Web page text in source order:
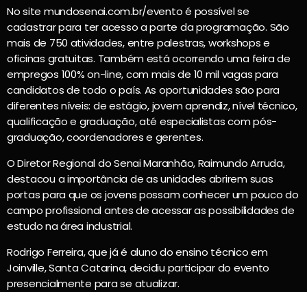
No site mundosenai.com.br/evento é possível se
cadastrar para ter acesso a parte da programação. São
mais de 750 atividades, entre palestras, workshops e
oficinas gratuitas. Também está ocorrendo uma feira de
empregos 100% on-line, com mais de 10 mil vagas para
candidatos de todo o país. As oportunidades são para
diferentes níveis: de estágio, jovem aprendiz, nível técnico,
qualificação e graduação, até especialistas com pós-
graduação, coordenadores e gerentes.
O Diretor Regional do Senai Maranhão, Raimundo Arruda,
destacou a importância de as unidades abrirem suas
portas para que os jovens possam conhecer um pouco do
campo profissional antes de acessar as possibilidades de
estudo na área industrial.
Rodrigo Ferreira, que já é aluno do ensino técnico em
Joinville, Santa Catarina, decidiu participar do evento
presencialmente para se atualizar.